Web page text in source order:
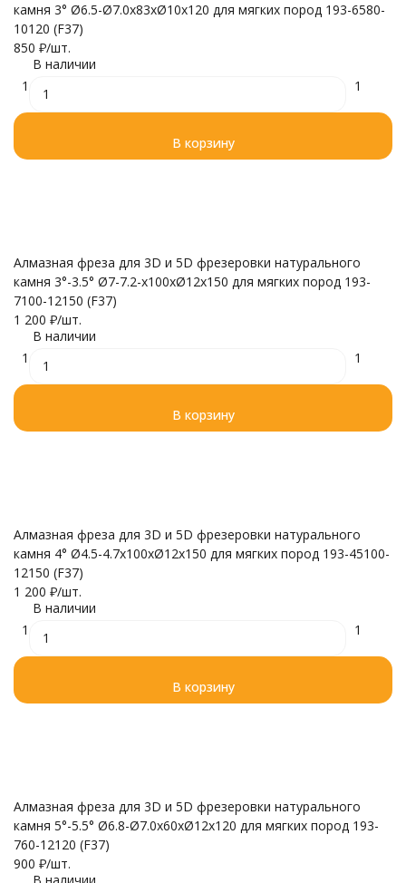
камня 3° Ø6.5-Ø7.0x83xØ10x120 для мягких пород 193-6580-
10120 (F37)
850 ₽/шт.
В наличии
1
1
В корзину
Алмазная фреза для 3D и 5D фрезеровки натурального
камня 3°-3.5° Ø7-7.2-x100xØ12x150 для мягких пород 193-
7100-12150 (F37)
1 200 ₽/шт.
В наличии
1
1
В корзину
Алмазная фреза для 3D и 5D фрезеровки натурального
камня 4° Ø4.5-4.7x100xØ12x150 для мягких пород 193-45100-
12150 (F37)
1 200 ₽/шт.
В наличии
1
1
В корзину
Алмазная фреза для 3D и 5D фрезеровки натурального
камня 5°-5.5° Ø6.8-Ø7.0x60xØ12x120 для мягких пород 193-
760-12120 (F37)
900 ₽/шт.